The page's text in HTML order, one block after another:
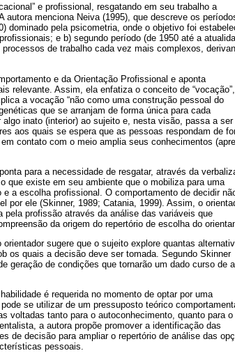
e profissional, resgatando em seu trabalho a
menciona Neiva (1995), que descreve os
dominado pela psicometria, onde o objetivo foi
e b) segundo período (de 1950 até a
de trabalho cada vez mais complexos,
e da Orientação Profissional e aponta
relevante. Assim, ela enfatiza o conceito de “vocação”,
a vocação “não como uma construção pessoal do
que se arranjam de forma única para cada
inato (interior) ao sujeito e, nesta visão, passa a ser
aos quais se espera que as pessoas respondam de
contato com o meio amplia seus conhecimentos
para a necessidade de resgatar, através da
que existe em seu ambiente que o mobiliza para uma
a escolha profissional. O comportamento de decidir
por ele (Skinner, 1989; Catania, 1999). Assim, o
profissão através da análise das variáveis que
da origem do repertório de escolha do
sugere que o sujeito explore quantas
os quais a decisão deve ser tomada. Segundo Skinner
geração de condições que tornarão um dado curso de
é requerida no momento de optar por uma
se utilizar de um pressuposto teórico
voltadas tanto para o autoconhecimento, quanto para o
a autora propõe promover a identificação das
de decisão para ampliar o repertório de análise das
pessoais.